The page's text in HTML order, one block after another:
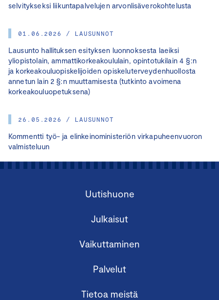
selvitykseksi liikuntapalvelujen arvonlisäverokohtelusta
01.06.2026 / LAUSUNNOT
Lausunto hallituksen esityksen luonnoksesta laeiksi
yliopistolain, ammattikorkeakoululain, opintotukilain 4 §:n
ja korkeakouluopiskelijoiden opiskeluterveydenhuollosta
annetun lain 2 §:n muuttamisesta (tutkinto avoimena
korkeakouluopetuksena)
26.05.2026 / LAUSUNNOT
Kommentti työ- ja elinkeinoministeriön virkapuheenvuoron
valmisteluun
Uutishuone
Julkaisut
Vaikuttaminen
Palvelut
Tietoa meistä